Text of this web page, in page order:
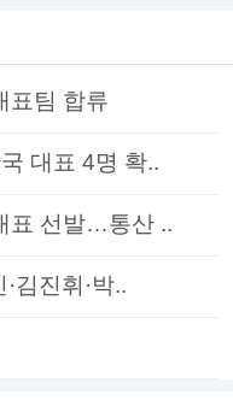
표팀 합류
대표 4명 확..
표 선발…통산 ..
김진휘·박..